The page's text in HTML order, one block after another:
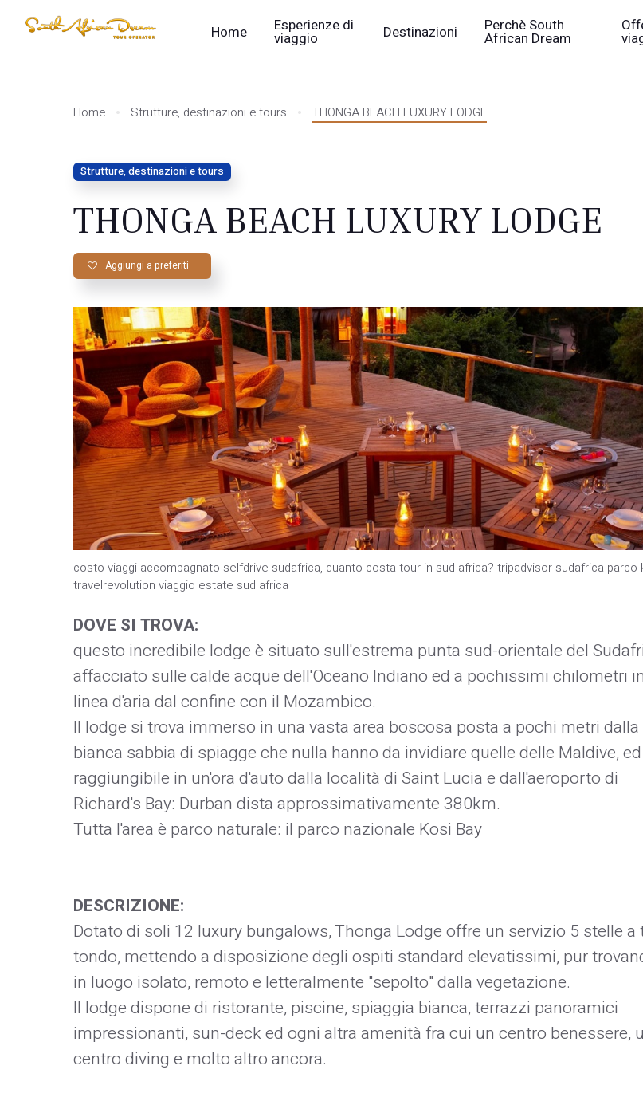
Home Esperienze di
viaggio Destinazioni Perchè South
African Dream
Home Strutture, destinazioni e tours THONGA BEACH LUXURY LODGE
Strutture, destinazioni e tours
THONGA BEACH LUXURY LODGE
Aggiungi a preferiti
costo viaggi accompagnato selfdrive sudafrica, quanto costa tour in sud africa? tripadvisor sudafrica parco
travelrevolution viaggio estate sud africa
DOVE SI TROVA:
questo incredibile lodge è situato sull'estrema punta sud-orientale del
affacciato sulle calde acque dell'Oceano Indiano ed a pochissimi chilometri in
linea d'aria dal confine con il Mozambico.
Il lodge si trova immerso in una vasta area boscosa posta a pochi metri dalla
bianca sabbia di spiagge che nulla hanno da invidiare quelle delle Maldive,
raggiungibile in un'ora d'auto dalla località di Saint Lucia e dall'aeroporto di
Richard's Bay: Durban dista approssimativamente 380km.
Tutta l'area è parco naturale: il parco nazionale Kosi Bay
DESCRIZIONE:
Dotato di soli 12 luxury bungalows, Thonga Lodge offre un servizio 5 stelle a
tondo, mettendo a disposizione degli ospiti standard elevatissimi, pur
in luogo isolato, remoto e letteralmente "sepolto" dalla vegetazione.
Il lodge dispone di ristorante, piscine, spiaggia bianca, terrazzi panoramici
impressionanti, sun-deck ed ogni altra amenità fra cui un centro benessere,
centro diving e molto altro ancora.